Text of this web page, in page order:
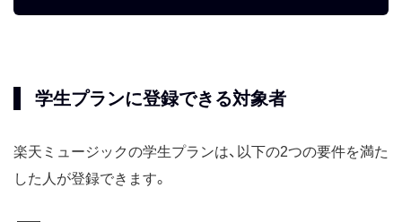
学生プランに登録できる対象者
楽天ミュージックの学生プランは、以下の2つの要件を満た
した人が登録できます。